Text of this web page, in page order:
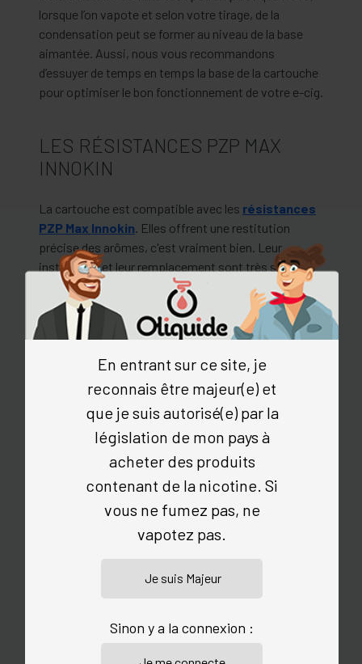
lorsque l’on vapote et selon votre tirage, de la
condensation peut se former au niveau de la base
aimantée. Aussi, nous vous recommandons
d’essuyer de temps en temps la base de la cartouche
pour optimiser le bon fonctionnement de votre e-cig.
LES RÉSISTANCES PZP MAX
INNOKIN
La cartouche est compatible avec les résistances
PZP Max Innokin. Elles offrent une restitution
précise des arômes, c'est vraiment bien. Leur
installation et leur remplacement sont très simples
avec leur système plug-in-play. L'association du
kanthal et du coton de qualité garantit une
expérience de vapotage fiable, agréable au
quotidien.
Trois modèles existent pour trois types de vape.
Deux modèles pour une vape aérienne sont
intégrées dans ce coffret. Lors de la première
utilisation, ne pas omettre de décoller la pastille qui
se trouve sous la résistance pré installée dans le
Résistance PZPulse 0,2ohm (DL)
En entrant sur ce site, je
reconnais être majeur(e) et
que je suis autorisé(e) par la
législation de mon pays à
acheter des produits
contenant de la nicotine. Si
vous ne fumez pas, ne
vapotez pas.
Sinon y a la connexion :